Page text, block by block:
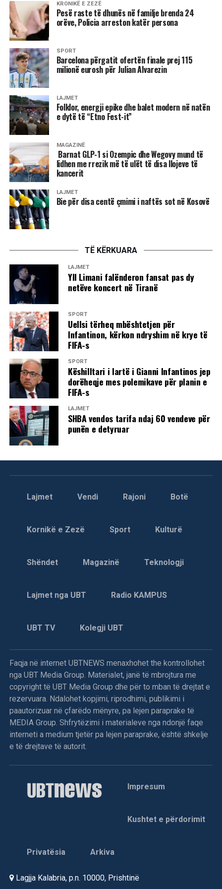
KRONIKË E ZEZË
Pesë raste të dhunës në familje brenda 24
orëve, Policia arreston katër persona
SPORT
Barcelona përgatit ofertën finale prej 115
milionë eurosh për Julian Alvarezin
LAJMET
Folklor, energji epike dhe balet modern në natën
e dytë të “Etno Fest-it”
MAGAZINË
Barnat GLP-1 si Ozempic dhe Wegovy mund të
lidhen me rrezik më të ulët të disa llojeve të
kancerit
LAJMET
Bie për disa centë çmimi i naftës sot në Kosovë
TË KËRKUARA
LAJMET
Yll Limani falënderon fansat pas dy
netëve koncert në Tiranë
SPORT
Uellsi tërheq mbështetjen për
Infantinon, kërkon ndryshim në krye të
FIFA-s
SPORT
Këshilltari i lartë i Gianni Infantinos jep
dorëheqje mes polemikave për planin e
FIFA-s
LAJMET
SHBA vendos tarifa ndaj 60 vendeve për
punën e detyruar
Lajmet Vendi Rajoni Botë
Kornikë e Zezë Sport Kulturë
Shëndet Magazinë Teknologji
Lajmet nga UBT Radio KAMPUS
UBT TV Kolegji UBT
Faqja në internet UBTNEWS menaxhohet the kontrollohet
nga UBT Media Group. Materialet, janë të mbrojtura me
copyright të UBT Media Group dhe për to mban të drejtat e
rezervuara. Ndalohet kopjimi, riprodhimi, publikimi i
paautorizuar në çfarëdo mënyre, pa lejen paraprake të
MEDIA Group. Shfrytëzimi i materialeve nga ndonjë faqe
interneti a medium tjetër pa lejen paraprake, është shkelje
e të drejtave të autorit.
Impresum
Kushtet e përdorimit
Privatësia Arkiva
Lagjja Kalabria, p.n. 10000, Prishtinë